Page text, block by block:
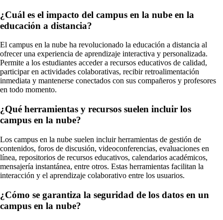
¿Cuál es el impacto del campus en la nube en la
educación a distancia?
El campus en la nube ha revolucionado la educación a distancia al
ofrecer una experiencia de aprendizaje interactiva y personalizada.
Permite a los estudiantes acceder a recursos educativos de calidad,
participar en actividades colaborativas, recibir retroalimentación
inmediata y mantenerse conectados con sus compañeros y profesores
en todo momento.
¿Qué herramientas y recursos suelen incluir los
campus en la nube?
Los campus en la nube suelen incluir herramientas de gestión de
contenidos, foros de discusión, videoconferencias, evaluaciones en
línea, repositorios de recursos educativos, calendarios académicos,
mensajería instantánea, entre otros. Estas herramientas facilitan la
interacción y el aprendizaje colaborativo entre los usuarios.
¿Cómo se garantiza la seguridad de los datos en un
campus en la nube?